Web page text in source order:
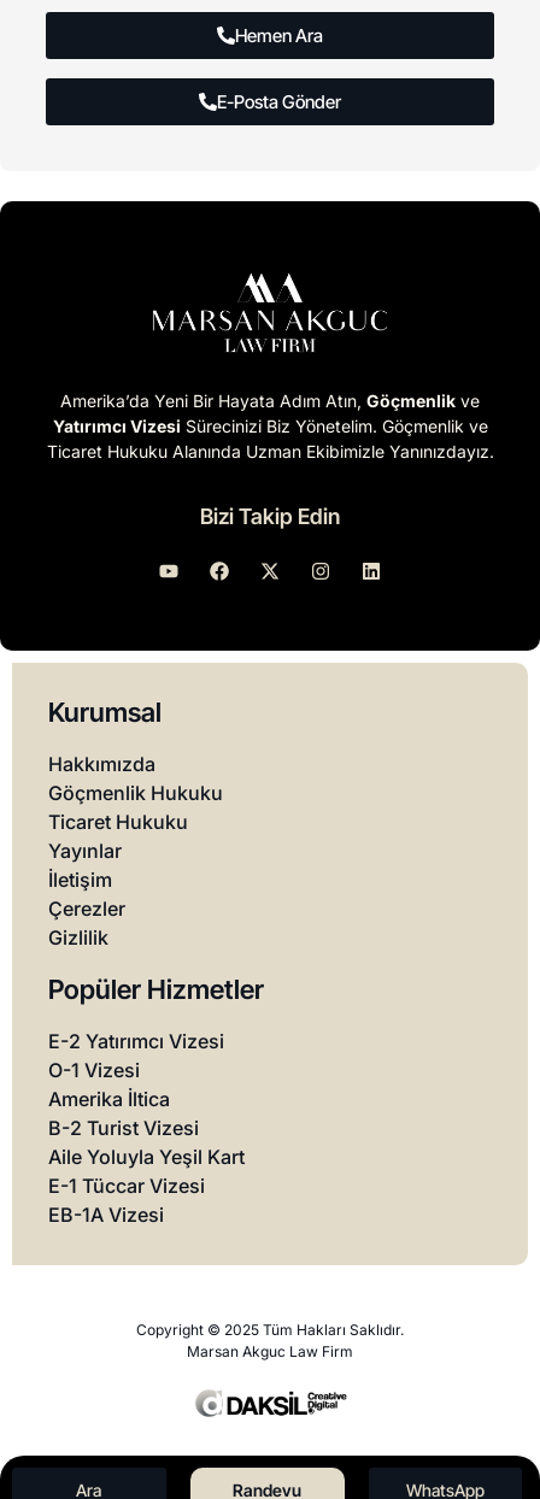
Hemen Ara
E-Posta Gönder
Amerika’da Yeni Bir Hayata Adım Atın, Göçmenlik ve
Yatırımcı Vizesi Sürecinizi Biz Yönetelim. Göçmenlik ve
Ticaret Hukuku Alanında Uzman Ekibimizle Yanınızdayız.
Bizi Takip Edin
Kurumsal
Hakkımızda
Göçmenlik Hukuku
Ticaret Hukuku
Yayınlar
İletişim
Çerezler
Gizlilik
Popüler Hizmetler
E-2 Yatırımcı Vizesi
O-1 Vizesi
Amerika İltica
B-2 Turist Vizesi
Aile Yoluyla Yeşil Kart
E-1 Tüccar Vizesi
EB-1A Vizesi
Copyright © 2025 Tüm Hakları Saklıdır.
Marsan Akguc Law Firm
Ara Randevu WhatsApp